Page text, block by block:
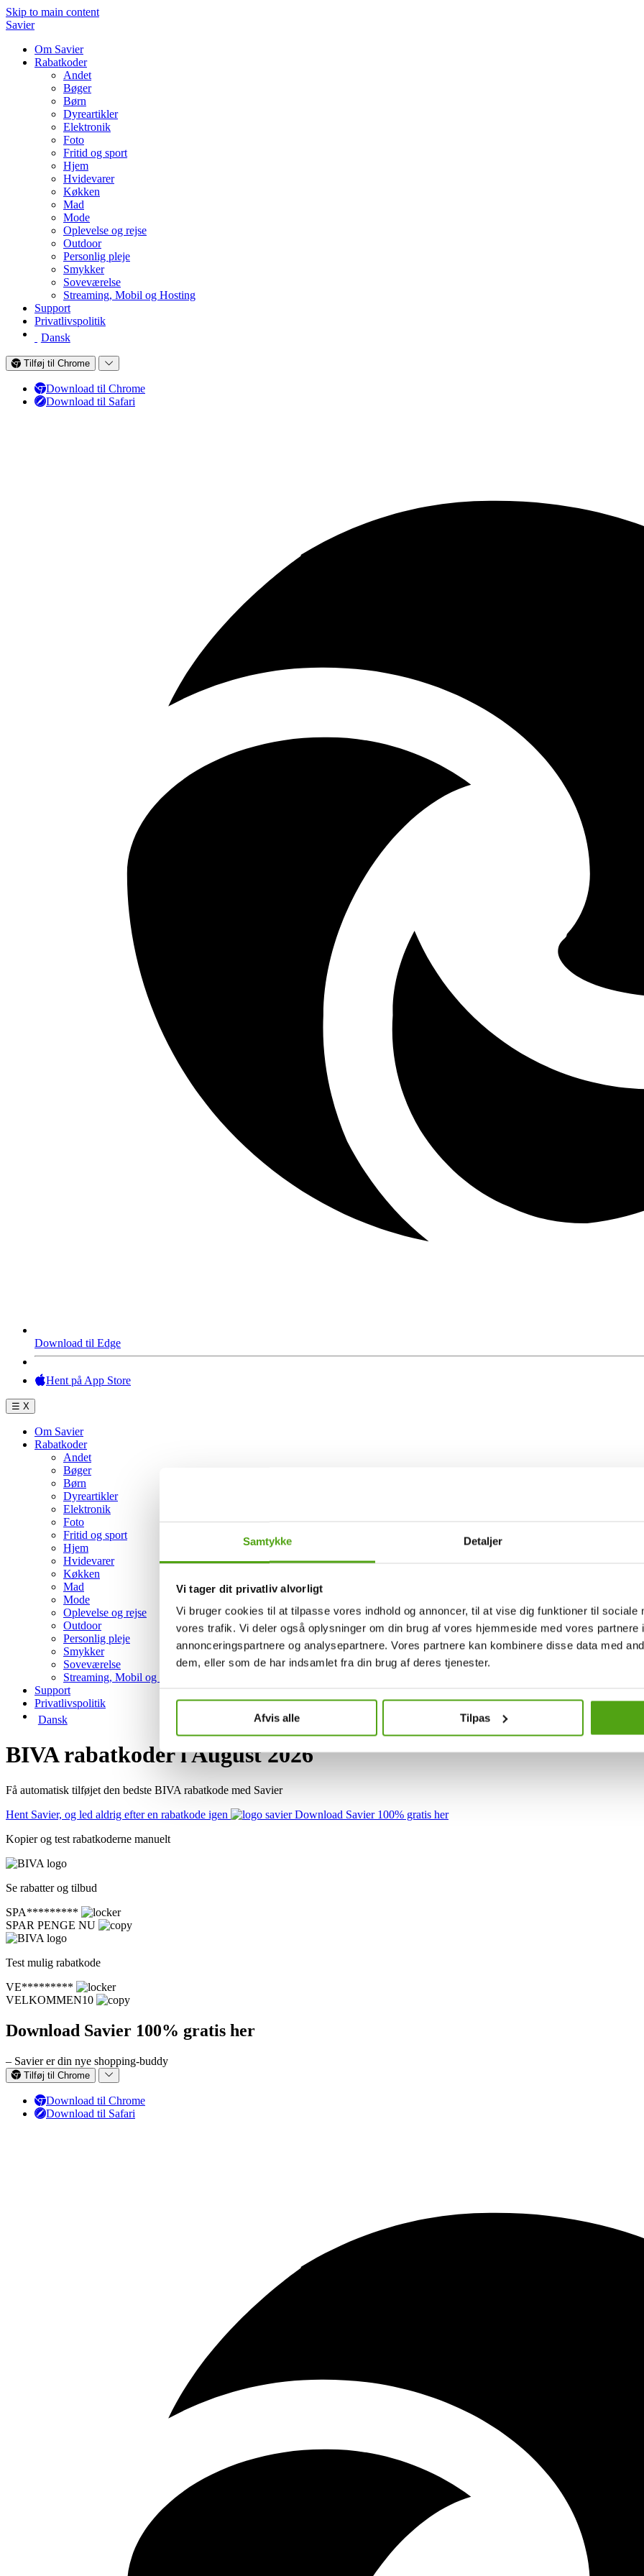
Samtykke Detaljer
Vi tager dit privatliv alvorligt
Vi bruger cookies til at tilpasse vores indhold og annoncer, til at vise dig funktioner til sociale
vores trafik. Vi deler også oplysninger om din brug af vores hjemmeside med vores partnere
annonceringspartnere og analysepartnere. Vores partnere kan kombinere disse data med
dem, eller som de har indsamlet fra din brug af deres tjenester.
Afvis alle Tilpas
Skip to main content
Savier
Om Savier
Rabatkoder
Andet
Bøger
Børn
Dyreartikler
Elektronik
Foto
Fritid og sport
Hjem
Hvidevarer
Køkken
Mad
Mode
Oplevelse og rejse
Outdoor
Personlig pleje
Smykker
Soveværelse
Streaming, Mobil og Hosting
Support
Privatlivspolitik
Dansk
Tilføj til Chrome
Download til Chrome
Download til Safari
Download til Edge
Hent på App Store
☰ X
Om Savier
Rabatkoder
Andet
Bøger
Børn
Dyreartikler
Elektronik
Foto
Fritid og sport
Hjem
Hvidevarer
Køkken
Mad
Mode
Oplevelse og rejse
Outdoor
Personlig pleje
Smykker
Soveværelse
Streaming, Mobil og Hosting
Support
Privatlivspolitik
Dansk
BIVA rabatkoder i August 2026
Få automatisk tilføjet den bedste BIVA rabatkode med Savier
Hent Savier, og led aldrig efter en rabatkode igen
Download Savier 100% gratis her
Kopier og test rabatkoderne manuelt
Se rabatter og tilbud
SPA*********
SPAR PENGE NU
Test mulig rabatkode
VE*********
VELKOMMEN10
Download Savier 100% gratis her
– Savier er din nye shopping-buddy
Tilføj til Chrome
Download til Chrome
Download til Safari